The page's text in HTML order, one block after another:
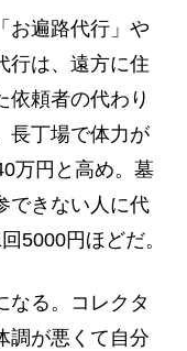
お遍路代行」や
行は、遠方に住
依頼者の代わり
長丁場で体力が
万円と高め。墓
できない人に代
5000円ほどだ。
る。コレクタ
調が悪くて自分